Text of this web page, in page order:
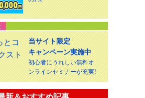
当サイト限定
キャンペーン実施中
初心者にうれしい無料オ
ンラインセミナーが充実!